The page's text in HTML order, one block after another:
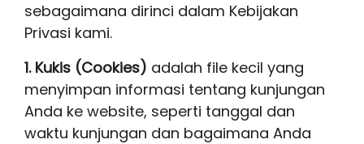
sebagaimana dirinci dalam Kebijakan
Privasi kami.
1. Kukis (Cookies) adalah file kecil yang
menyimpan informasi tentang kunjungan
Anda ke website, seperti tanggal dan
waktu kunjungan dan bagaimana Anda